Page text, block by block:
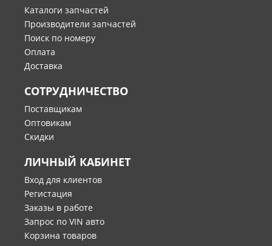
Каталоги запчастей
Производители запчастей
Поиск по номеру
Оплата
Доставка
СОТРУДНИЧЕСТВО
Поставщикам
Оптовикам
Скидки
ЛИЧНЫЙ КАБИНЕТ
Вход для клиентов
Регистация
Заказы в работе
Запрос по VIN авто
Корзина товаров